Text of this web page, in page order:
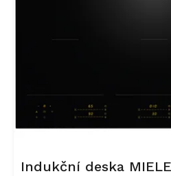
Indukční deska